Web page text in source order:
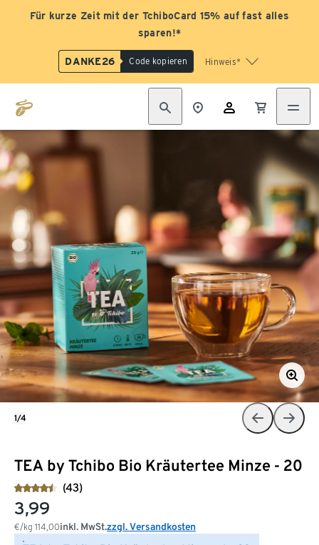
Für kurze Zeit mit der TchiboCard 15% auf fast alles
sparen!*
DANKE26 Code kopieren Hinweis*
TEA by Tchibo Bio Kräutertee Minze - 20
(43)
3,99
€/kg 114,00inkl. MwSt.zzgl. Versandkosten
1/4